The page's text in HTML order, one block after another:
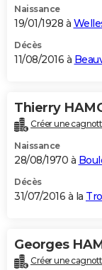
Naissance
19/01/1928 à
Décès
11/08/2016 à
Thierry
Créer une
Naissance
28/08/1970 à
Décès
31/07/2016 à la
Georges
Créer une